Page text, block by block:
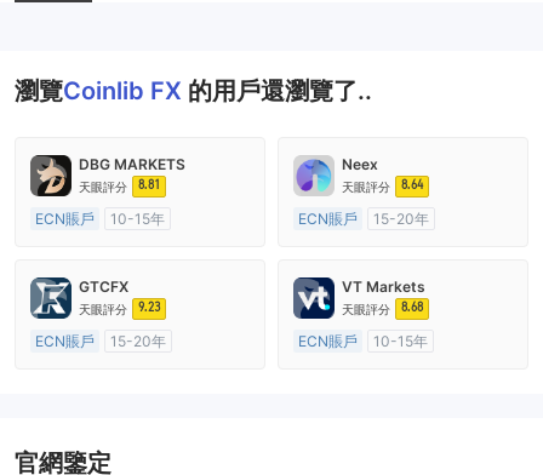
瀏覽Coinlib FX 的用戶還瀏覽了..
DBG MARKETS
天眼評分 8.81
ECN賬戶
10-15年
主標MT4
Neex
天眼評分 8.64
ECN賬戶
15-20年
主標MT4
GTCFX
天眼評分 9.23
ECN賬戶
15-20年
VT Markets
天眼評分 8.68
ECN賬戶
10-15年
官網鑒定